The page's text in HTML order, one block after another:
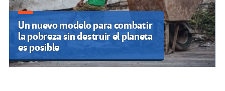
Un nuevo modelo para combatir
la pobreza sin destruir el planeta
es posible